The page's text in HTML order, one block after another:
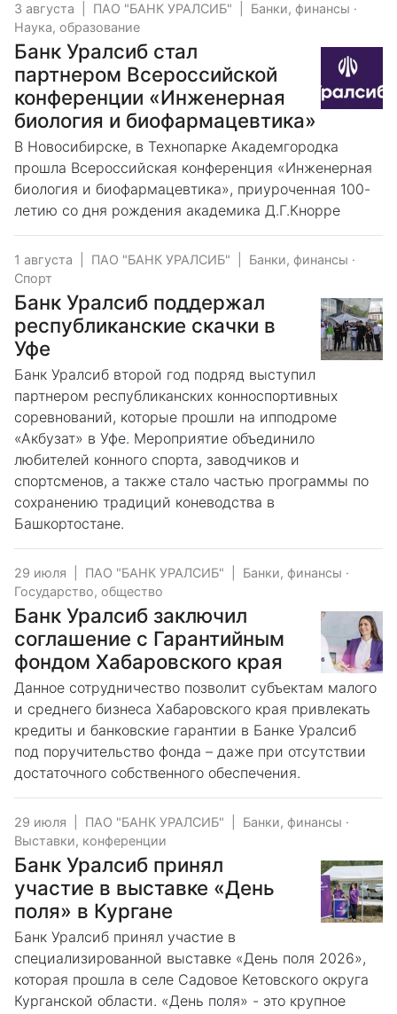
3 августа ПАО "БАНК УРАЛСИБ" Банки, финансы ·
Наука, образование
Банк Уралсиб стал
партнером Всероссийской
конференции «Инженерная
биология и биофармацевтика»
В Новосибирске, в Технопарке Академгородка
прошла Всероссийская конференция «Инженерная
биология и биофармацевтика», приуроченная 100-
летию со дня рождения академика Д.Г.Кнорре
1 августа ПАО "БАНК УРАЛСИБ" Банки, финансы ·
Спорт
Банк Уралсиб поддержал
республиканские скачки в
Уфе
Банк Уралсиб второй год подряд выступил
партнером республиканских конноспортивных
соревнований, которые прошли на ипподроме
«Акбузат» в Уфе. Мероприятие объединило
любителей конного спорта, заводчиков и
спортсменов, а также стало частью программы по
сохранению традиций коневодства в
Башкортостане.
29 июля ПАО "БАНК УРАЛСИБ" Банки, финансы ·
Государство, общество
Банк Уралсиб заключил
соглашение с Гарантийным
фондом Хабаровского края
Данное сотрудничество позволит субъектам малого
и среднего бизнеса Хабаровского края привлекать
кредиты и банковские гарантии в Банке Уралсиб
под поручительство фонда – даже при отсутствии
достаточного собственного обеспечения.
29 июля ПАО "БАНК УРАЛСИБ" Банки, финансы ·
Выставки, конференции
Банк Уралсиб принял
участие в выставке «День
поля» в Кургане
Банк Уралсиб принял участие в
специализированной выставке «День поля 2026»,
которая прошла в селе Садовое Кетовского округа
Курганской области. «День поля» - это крупное